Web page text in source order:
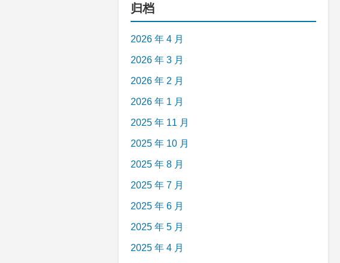
归档
2026 年 4 月
2026 年 3 月
2026 年 2 月
2026 年 1 月
2025 年 11 月
2025 年 10 月
2025 年 8 月
2025 年 7 月
2025 年 6 月
2025 年 5 月
2025 年 4 月